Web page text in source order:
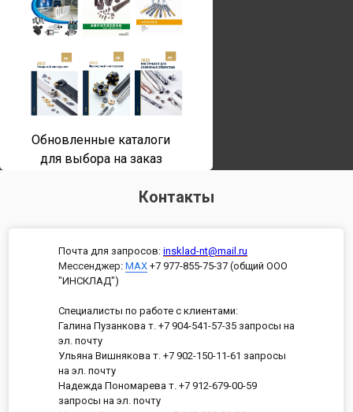
Обновленные каталоги
для выбора на заказ
Контакты
Почта для запросов: insklad-nt@mail.ru
Мессенджер: MAX +7 977-855-75-37 (общий ООО
"ИНСКЛАД")
Специалисты по работе с клиентами:
Галина Пузанкова т. +7 904-541-57-35 запросы на
эл. почту
Ульяна Вишнякова т. +7 902-150-11-61 запросы
на эл. почту
Надежда Пономарева т. +7 912-679-00-59
запросы на эл. почту